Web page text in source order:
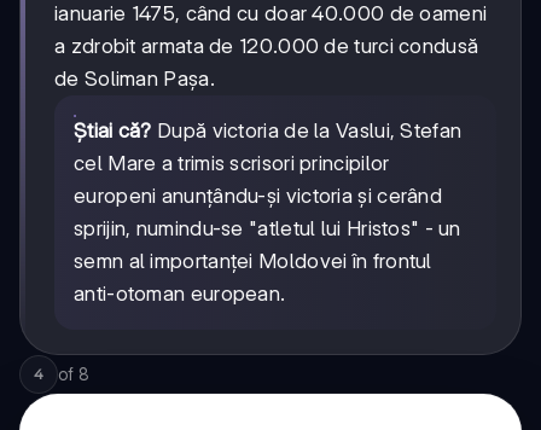
ianuarie 1475, când cu doar 40.000 de oameni
a zdrobit armata de 120.000 de turci condusă
de Soliman Pașa.
Știai că? După victoria de la Vaslui, Stefan
cel Mare a trimis scrisori principilor
europeni anunțându-și victoria și cerând
sprijin, numindu-se "atletul lui Hristos" - un
semn al importanței Moldovei în frontul
anti-otoman european.
4 of 8